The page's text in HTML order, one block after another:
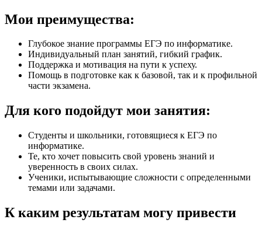
Мои преимущества:
Глубокое знание программы ЕГЭ по информатике.
Индивидуальный план занятий, гибкий график.
Поддержка и мотивация на пути к успеху.
Помощь в подготовке как к базовой, так и к профильной
части экзамена.
Для кого подойдут мои занятия:
Студенты и школьники, готовящиеся к ЕГЭ по
информатике.
Те, кто хочет повысить свой уровень знаний и
уверенность в своих силах.
Ученики, испытывающие сложности с определенными
темами или задачами.
К каким результатам могу привести